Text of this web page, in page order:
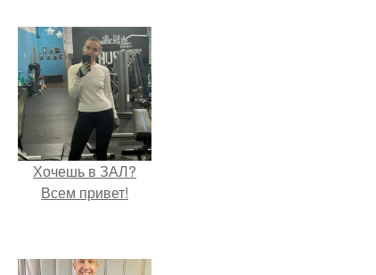
Хочешь в ЗАЛ?
Всем привет!